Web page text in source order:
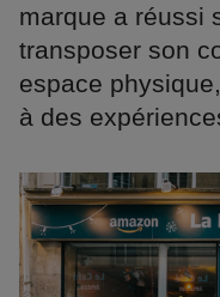
marque a réussi
transposer son
espace
à des